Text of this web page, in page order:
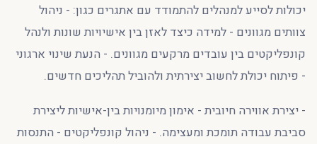
יכולות לסייע למנהלים להתמודד עם אתגרים כגון: - ניהול
צוותים מגוונים - למידה כיצד לאזן בין אישיויות שונות ולנהל
קונפליקטים בין עובדים מרקעים מגוונים. - הנעת שינוי ארגוני
- פיתוח יכולת לחשוב יצירתית ולהוביל תהליכים חדשים.
- יצירת אווירה חיובית - אימון מיומנויות בין-אישיות ליצירת
סביבת עבודה תומכת ומעצימה. - ניהול קונפליקטים - התנסות